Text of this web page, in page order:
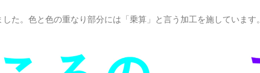
た。色と色の重なり部分には「乗算」と言う加工を施しています。